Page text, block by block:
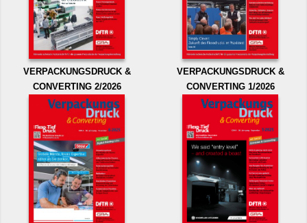
VERPACKUNGSDRUCK &
CONVERTING 2/2026
VERPACKUNGSDRUCK &
CONVERTING 1/2026